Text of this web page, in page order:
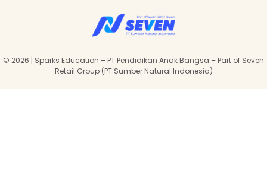
© 2026 | Sparks Education – PT Pendidikan Anak Bangsa – Part of Seven
Retail Group (PT Sumber Natural Indonesia)